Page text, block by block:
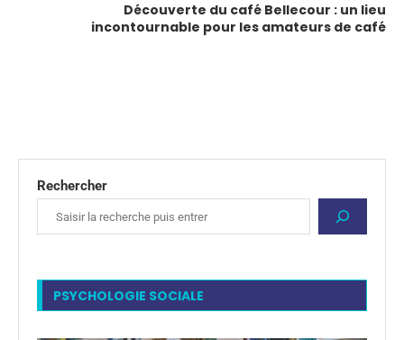
Découverte du café Bellecour : un lieu
incontournable pour les amateurs de café
Rechercher
PSYCHOLOGIE SOCIALE